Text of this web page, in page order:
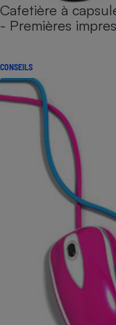
Cafetière à
- Premières
CONSEILS